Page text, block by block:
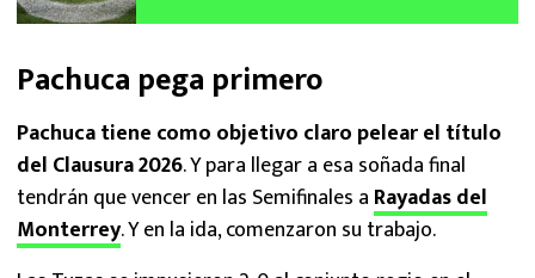
Pachuca pega primero
Pachuca tiene como objetivo claro pelear el título
del Clausura 2026. Y para llegar a esa soñada final
tendrán que vencer en las Semifinales a Rayadas del
Monterrey. Y en la ida, comenzaron su trabajo.